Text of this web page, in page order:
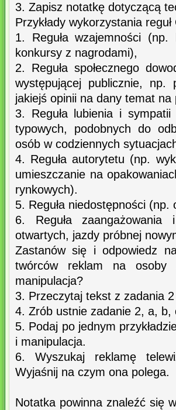
3. Zapisz notatkę dotyczącą
Przykłady wykorzystania reguł
1. Reguła wzajemności (np.
konkursy z nagrodami),
2. Reguła społecznego
występującej publicznie, np.
jakiejś opinii na dany temat
3. Reguła lubienia i
typowych, podobnych do
osób w codziennych
4. Reguła autorytetu (np.
umieszczanie na
rynkowych).
5. Reguła niedostępności
6. Reguła
otwartych, jazdy próbnej
Zastanów się i odpowiedz
twórców reklam na osoby
manipulacja?
3. Przeczytaj tekst z zadania
4. Zrób ustnie zadanie 2, a, b,
5. Podaj po jednym
i manipulacja.
6. Wyszukaj reklamę
Wyjaśnij na czym ona polega.
Notatka powinna znaleźć się